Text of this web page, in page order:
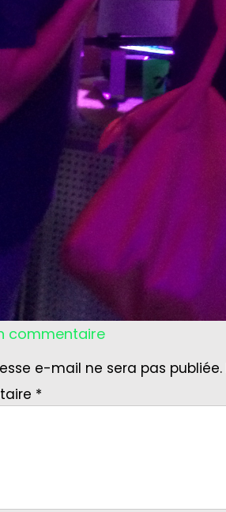
commentaire
e-mail ne sera pas publiée.
*